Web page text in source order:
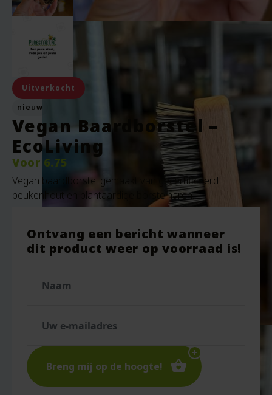
Uitverkocht
nieuw
Vegan Baardborstel –
EcoLiving
Voor 6.75
Vegan baardborstel gemaakt van gecertificeerd
beukenhout en plantaardige borstelharen.
Ontvang een bericht wanneer
dit product weer op voorraad is!
Breng mij op de hoogte!